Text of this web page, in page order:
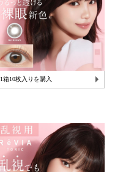
1箱10枚入りを購入